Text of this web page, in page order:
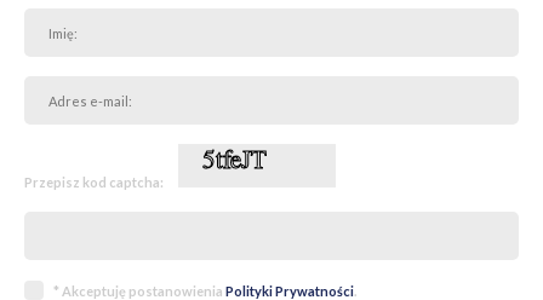
Przepisz kod captcha:
* Akceptuję postanowienia Polityki Prywatności.